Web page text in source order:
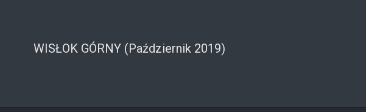
WISŁOK GÓRNY (Październik 2019)